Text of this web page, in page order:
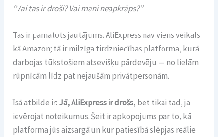
“Vai tas ir droši? Vai mani neapkrāps?”
Tas ir pamatots jautājums. AliExpress nav viens veikals
kā Amazon; tā ir milzīga tirdzniecības platforma, kurā
darbojas tūkstošiem atsevišķu pārdevēju — no lielām
rūpnīcām līdz pat nejaušām privātpersonām.
Īsā atbilde ir: Jā, AliExpress ir drošs, bet tikai tad, ja
ievērojat noteikumus. Šeit ir apkopojums par to, kā
platforma jūs aizsargā un kur patiesībā slēpjas reālie